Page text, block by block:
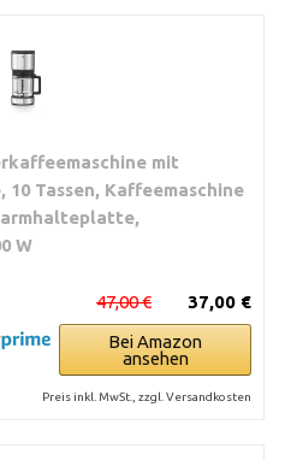
mit
Tassen, Kaffeemaschine
W
37,00 €
47,00 €
Bei Amazon
ansehen
Preis inkl. MwSt., zzgl. Versandkosten